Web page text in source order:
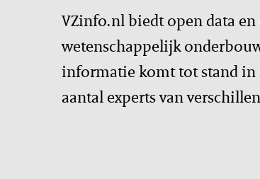
VZinfo.nl biedt open data
wetenschappelijk
informatie komt tot stand in
aantal experts van